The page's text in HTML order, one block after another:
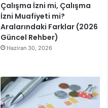
Çalışma İzni mi, Çalışma
İzni Muafiyeti mi?
Aralarındaki Farklar (2026
Güncel Rehber)
Haziran 30, 2026